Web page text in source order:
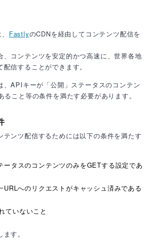
FastlyのCDNを経由してコンテンツ配信を
、コンテンツを安定的かつ高速に、世界各地
信することができます。
、APIキーが「公開」ステータスのコンテン
ること等の条件を満たす必要があります。
テンツ配信するためには以下の条件を満たす
タスのコンテンツのみをGETする設定であ
へのリクエストがキャッシュ済みである
ていないこと
す。